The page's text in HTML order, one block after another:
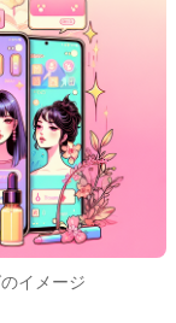
イメージ